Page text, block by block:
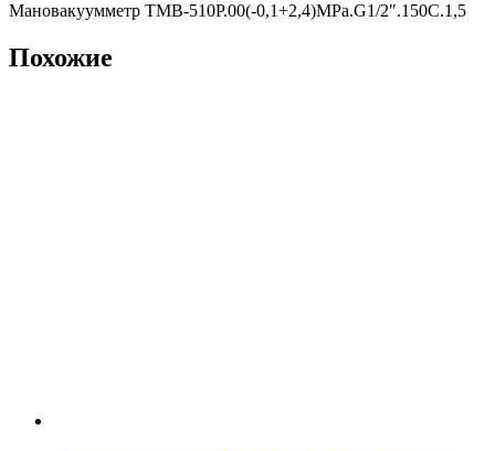
Мановакуумметр ТМВ-510Р.00(-0,1+2,4)МРа.G1/2″.150С.1,5
Похожие